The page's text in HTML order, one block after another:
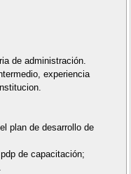
de administración.
experiencia
plan de desarrollo de
de capacitación;